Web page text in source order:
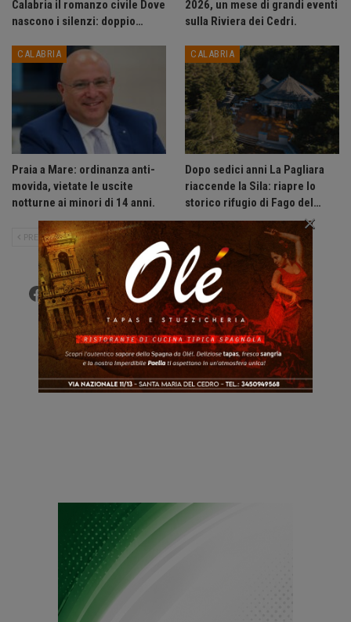
Calabria il romanzo civile Dove
nascono i silenzi: doppio…
2026, un mese di grandi eventi
sulla Riviera dei Cedri.
CALABRIA
Praia a Mare: ordinanza anti-
movida, vietate le uscite
notturne ai minori di 14 anni.
CALABRIA
Dopo sedici anni La Pagliara
riaccende la Sila: riapre lo
storico rifugio di Fago del…
PRECEDENTE SUCCESSIVO
Facebook
Twitter
×